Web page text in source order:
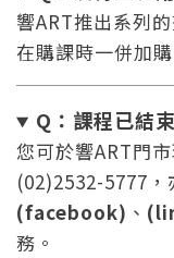
您將收到一
系統
點擊下方「
響ART推出系列
在購課時一併加購
Q：課程已結
您可於響ART門
(02)2532-5777，
(facebook) 、
務。